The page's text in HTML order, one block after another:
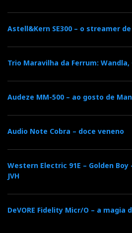
Astell&Kern SE300 – o streamer
Trio Maravilha da Ferrum: Wandla,
Audeze MM-500 – ao gosto de
Audio Note Cobra – doce veneno
Western Electric 91E – Golden
JVH
DeVORE Fidelity Micr/O – a magia